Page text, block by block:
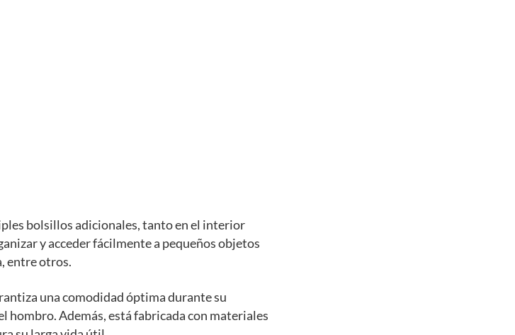
bolsillos adicionales, tanto en el interior
y acceder fácilmente a pequeños objetos
entre otros.
una comodidad óptima durante su
hombro. Además, está fabricada con materiales